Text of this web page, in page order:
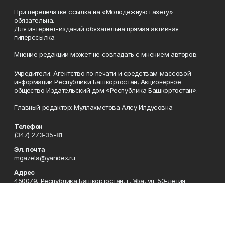
При перепечатке ссылка на «Молодёжную газету»
обязательна.
Для интернет-изданий обязательна прямая активная
гиперссылка.
Мнение редакции может не совпадать с мнением авторов.
Учредители: Агентство по печати и средствам массовой
информации Республики Башкортостан, Акционерное
общество Издательский дом «Республика Башкортостан».
Главный редактор: Муллахметова Алсу Илдусовна.
Телефон
(347) 273-35-81
Эл. почта
mgazeta@yandex.ru
Адрес
450079, Республика Башкортостан, г. Уфа, ул. 50-летия